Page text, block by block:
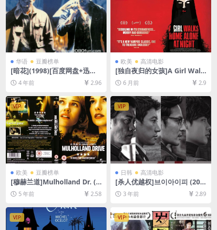
华语 豆瓣榜单
[暗花](1998)[百度网盘+迅雷
云盘资源1080P超清未删减]
[MP4/5.5GB][粤语中字]
4 年前 2.96
欧美 高清电影
[独自夜归的女孩]A Girl Walk
s Home Alone at Night (20
14)[百度网盘+夸克网盘1080P
超清未删减资源][网盘在线播
放/下载][MP4/6.2GB][中文字
幕]
6 月前 2.9
VIP
欧美 豆瓣榜单
[穆赫兰道]Mulholland Dr. (2
001)[百度网盘+夸克网盘+迅
雷云盘资源1080P超清未删减]
[MP4/9.4GB][中英字幕]
5 年前 2.58
VIP
日韩 高清电影
[杀人优越权]브이아이피 (201
7)[百度网盘+夸克网盘+迅雷云
盘资源1080P超清未删减][MP
3 年前 2.89
VIP VIP